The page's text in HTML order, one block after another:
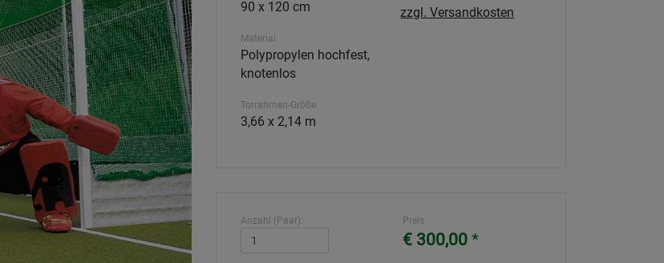
90 x 120 cm
Material
Polypropylen hochfest,
knotenlos
Torrahmen-Größe
3,66 x 2,14 m
zzgl. Versandkosten
Anzahl (Paar): Preis
€ 300,00 *